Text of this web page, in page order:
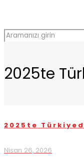
2025te
2025te
Nisan 26, 2026